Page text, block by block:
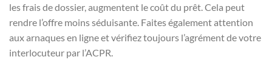
les frais de dossier, augmentent le coût du prêt. Cela peut
rendre l’offre moins séduisante. Faites également attention
aux arnaques en ligne et vérifiez toujours l’agrément de votre
interlocuteur par l’ACPR.